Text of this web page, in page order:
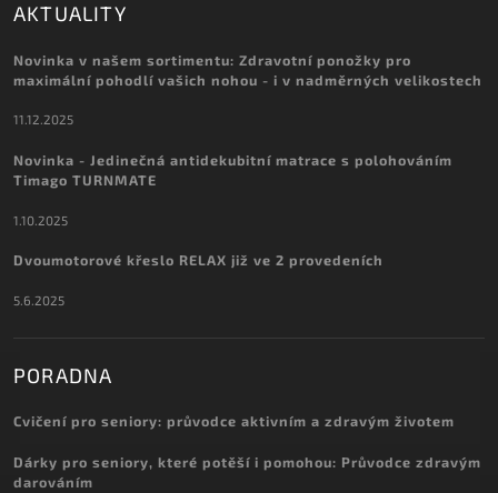
AKTUALITY
Novinka v našem sortimentu: Zdravotní ponožky pro
maximální pohodlí vašich nohou - i v nadměrných velikostech
11.12.2025
Novinka - Jedinečná antidekubitní matrace s polohováním
Timago TURNMATE
1.10.2025
Dvoumotorové křeslo RELAX již ve 2 provedeních
5.6.2025
PORADNA
Cvičení pro seniory: průvodce aktivním a zdravým životem
Dárky pro seniory, které potěší i pomohou: Průvodce zdravým
darováním